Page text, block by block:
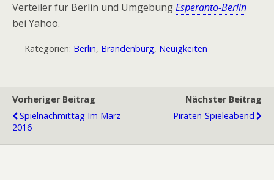
Verteiler für Berlin und UmgebungEsperanto-Berlin
bei Yahoo.
Kategorien: Berlin, Brandenburg, Neuigkeiten
Vorheriger Beitrag
Spielnachmittag Im März
2016
Nächster Beitrag
Piraten-Spieleabend